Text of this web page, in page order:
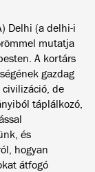
Delhi (a delhi-i
mutatja
A kortárs
gazdag
de
táplálkozó,
és
hogyan
átfogó